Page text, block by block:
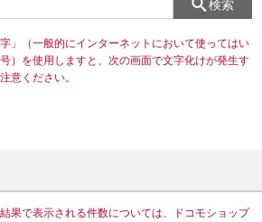
検索
」（一般的にインターネットにおいて使ってはい
）を使用しますと、次の画面で文字化けが発生す
意ください。
果で表示される件数については、ドコモショップ